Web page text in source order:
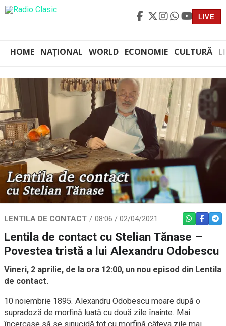
LIVE
HOME NAȚIONAL WORLD ECONOMIE CULTURĂ
LENTILA DE CONTACT 08:06 / 02/04/2021 WHATSAPP
Lentila de contact cu Stelian Tănase –
Povestea tristă a lui Alexandru Odobescu
Vineri, 2 aprilie, de la ora 12:00, un nou episod din Lentila
de contact.
10 noiembrie 1895. Alexandru Odobescu moare după o
supradoză de morfină luată cu două zile înainte. Mai